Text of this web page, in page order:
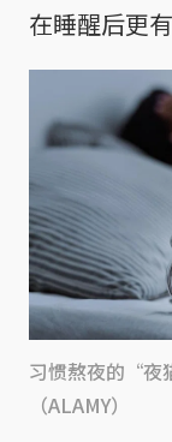
在睡醒后更有
习惯熬夜的“夜
（ALAMY）